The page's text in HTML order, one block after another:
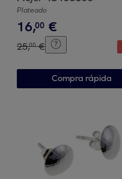
Plateado
16,00 €
25,00 €
Compra rápida